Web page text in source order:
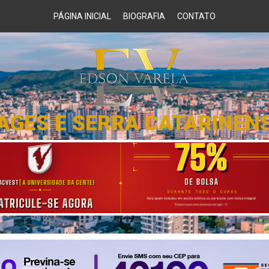
PÁGINA INICIAL BIOGRAFIA CONTATO
E SERRA